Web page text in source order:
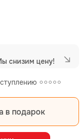
снизим цену!
в подарок